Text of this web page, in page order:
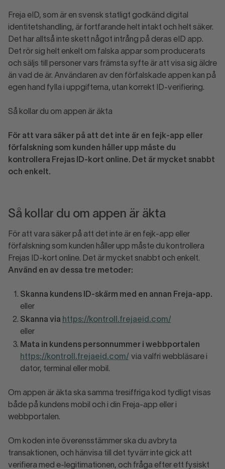
Freja eID, som är en svensk statligt godkänd digital
identitetshandling, är fortfarande helt intakt och helt säker.
Det har alltså inte skett något intrång på deras eID app.
Det rör sig helt enkelt om falska appar som producerats
och säljs till personer vars främsta syfte är att visa sig äldre
än vad de är. Användaren av den förfalskade appen kan på
egen hand fylla i uppgifterna, utan korrekt ID-verifiering.
Så kollar du om appen är äkta
För att vara säker på att det inte är en fejk-app eller
förfalskning som kunden håller upp måste du
kontrollera Frejas ID-kort online. Det är mycket snabbt
och enkelt.
Så kollar du om appen är äkta
För att vara säker på att det inte är en fejk-app eller
förfalskning som kunden håller upp måste du kontrollera
Frejas ID-kort online. Det är mycket snabbt och enkelt.
Använd en av dessa tre metoder:
Skanna kundens ID-skärm med en annan Freja-app.
eller
Skanna via https://kontroll.frejaeid.com/
eller
Mata in kundens personnummer i webbportalen
https://kontroll.frejaeid.com/ via valfri webbläsare i
dator, terminal eller mobil.
Om appen är äkta ska samma tresiffriga kod tydligt visas
både på kundens mobil och i din Freja-app eller i
webbportalen.
Om koden inte överensstämmer ska du avbryta
transaktionen, och hänvisa till det tyvärr inte gick att
verifiera med e-legitimationen, och fråga efter ett fysiskt